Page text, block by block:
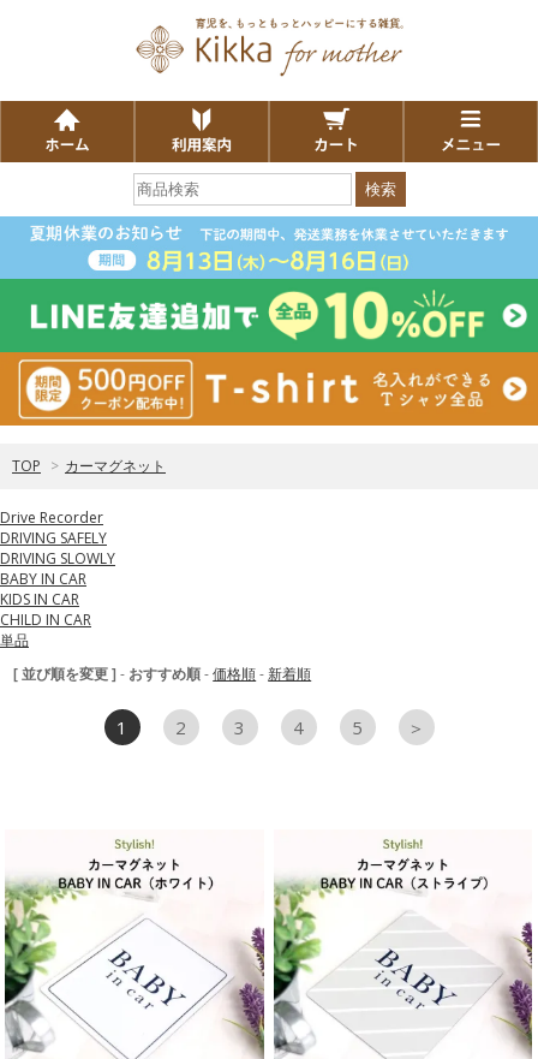
検索
TOP > カーマグネット
Drive Recorder
DRIVING SAFELY
DRIVING SLOWLY
BABY IN CAR
KIDS IN CAR
CHILD IN CAR
単品
[ 並び順を変更 ] - おすすめ順-価格順-新着順
1 2 3 4 5 ＞